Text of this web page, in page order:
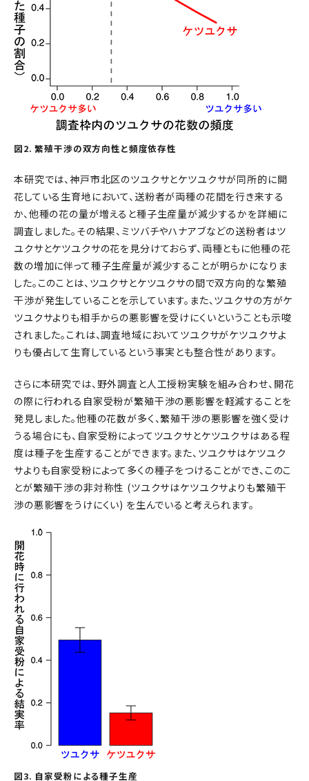
図2. 繁殖干渉の双方向性と頻度依存性
本研究では、神戸市北区のツユクサとケツユクサが同所的に開
花している生育地において、送粉者が両種の花間を行き来する
か、他種の花の量が増えると種子生産量が減少するかを詳細に
調査しました。その結果、ミツバチやハナアブなどの送粉者はツ
ユクサとケツユクサの花を見分けておらず、両種ともに他種の花
数の増加に伴って種子生産量が減少することが明らかになりま
した。このことは、ツユクサとケツユクサの間で双方向的な繁殖
干渉が発生していることを示しています。また、ツユクサの方がケ
ツユクサよりも相手からの悪影響を受けにくいということも示唆
されました。これは、調査地域においてツユクサがケツユクサよ
りも優占して生育しているという事実とも整合性があります。
さらに本研究では、野外調査と人工授粉実験を組み合わせ、開花
の際に行われる自家受粉が繁殖干渉の悪影響を軽減することを
発見しました。他種の花数が多く、繁殖干渉の悪影響を強く受け
うる場合にも、自家受粉によってツユクサとケツユクサはある程
度は種子を生産することができます。また、ツユクサはケツユク
サよりも自家受粉によって多くの種子をつけることができ、このこ
とが繁殖干渉の非対称性 (ツユクサはケツユクサよりも繁殖干
渉の悪影響をうけにくい) を生んでいると考えられます。
図3. 自家受粉による種子生産